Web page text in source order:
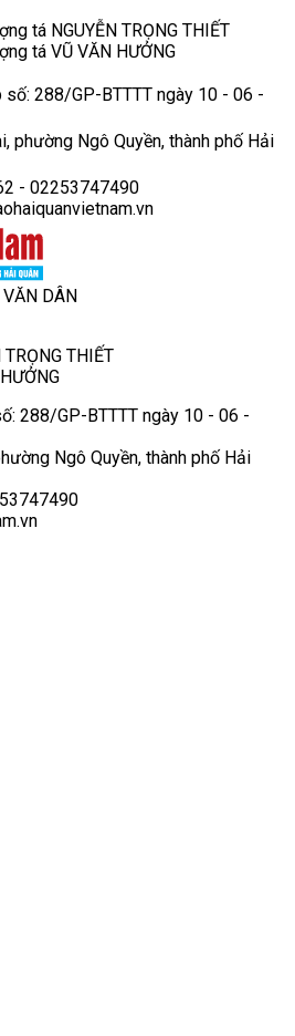
tá NGUYỄN TRỌNG THIẾT
tá VŨ VĂN HƯỞNG
số: 288/GP-BTTTT ngày 10 - 06 -
phường Ngô Quyền, thành phố Hải
- 02253747490
DÂN
THIẾT
288/GP-BTTTT ngày 10 - 06 -
Ngô Quyền, thành phố Hải